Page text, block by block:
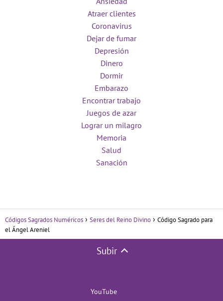
Atraer clientes
Coronavirus
Dejar de fumar
Depresión
Dinero
Dormir
Embarazo
Encontrar trabajo
Juegos de azar
Lograr un milagro
Memoria
Salud
Sanación
Códigos Sagrados Numéricos Seres del Reino Divino
Código Sagrado para
el Ángel Areniel
Subir
YouTube